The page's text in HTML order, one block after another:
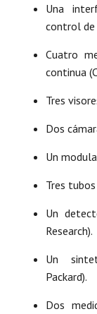
Una
control de
Cuatro
continua
Tres
Dos
Un
Tres
Un
Research).
Un
Packard).
Dos